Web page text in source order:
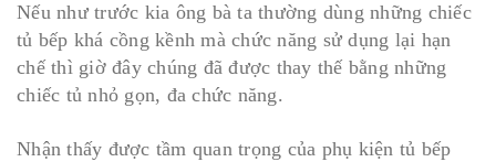
Nếu như trước kia ông bà ta thường dùng những chiếc
tủ bếp khá cồng kềnh mà chức năng sử dụng lại hạn
chế thì giờ đây chúng đã được thay thế bằng những
chiếc tủ nhỏ gọn, đa chức năng.
Nhận thấy được tầm quan trọng của phụ kiện tủ bếp